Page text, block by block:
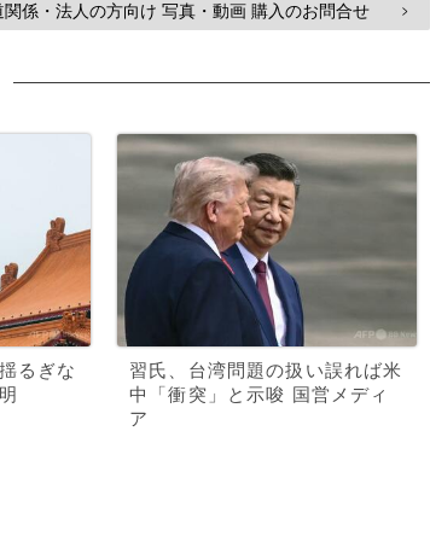
関係・法人の方向け 写真・動画 購入のお問合せ >
るぎな
習氏、台湾問題の扱い誤れば米
中「衝突」と示唆 国営メディ
ア